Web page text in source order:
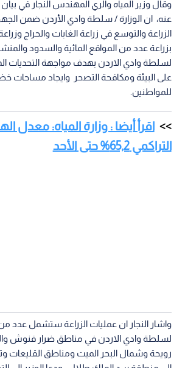
وقال وزير المياه والري المهندس النجار في
عنه، ان الوزارة / سلطة وادي الأردن ضمن
الزراعة والتوسع في زراعة الغابات والحراج
بزراعة عدد من المواقع المائية والسدود
لسلطة وادي الاردن بهدف مواجهة التحديات
على البيئة ومكافحة التصحر وايجاد مساحات
للمواطنين.
اقرأ أيضا : وزارة المياه: معدل
التراكمي 65,2% حتى الأحد
واشار النجار ان عمليات الزراعة ستشمل عدد من
لسلطة وادي الاردن في مناطق ضرار فنوش
رويحة وشمال البحر الميت ومناطق القليعات